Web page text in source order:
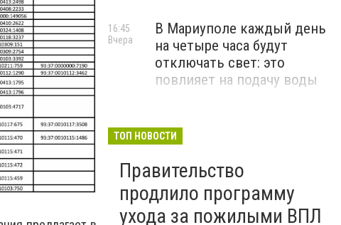
В Мариуполе каждый день
на четыре часа будут
отключать свет: это
повлияет на подачу воды
16:45
Вчера
расстреляли украинского
районе, — прокуратура
Вчера
ТОП НОВОСТИ
Правительство
продлило программу
ухода за пожилыми ВПЛ